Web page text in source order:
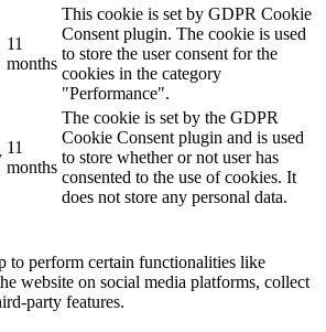
11
months
This cookie is set by GDPR Cookie
Consent plugin. The cookie is used
to store the user consent for the
cookies in the category
"Performance".
11
months
The cookie is set by the GDPR
Cookie Consent plugin and is used
to store whether or not user has
consented to the use of cookies. It
does not store any personal data.
to perform certain functionalities like
website on social media platforms, collect
party features.